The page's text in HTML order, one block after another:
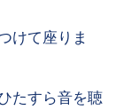
けて座りま
たすら音を聴